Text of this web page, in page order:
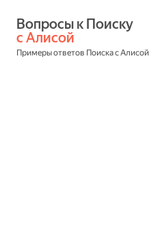
с Алисой
Примеры ответов Поиска с Алисой